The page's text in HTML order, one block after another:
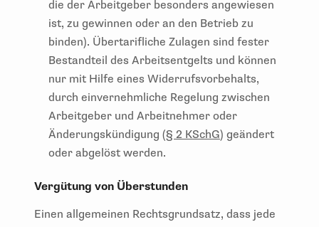
die der Arbeitgeber besonders angewiesen
ist, zu gewinnen oder an den Betrieb zu
binden). Übertarifliche Zulagen sind fester
Bestandteil des Arbeitsentgelts und können
nur mit Hilfe eines Widerrufsvorbehalts,
durch einvernehmliche Regelung zwischen
Arbeitgeber und Arbeitnehmer oder
Änderungskündigung (§ 2 KSchG) geändert
oder abgelöst werden.
Vergütung von Überstunden
Einen allgemeinen Rechtsgrundsatz, dass jede